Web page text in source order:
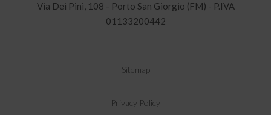
Via Dei Pini, 108 - Porto San Giorgio (FM) - P.IVA
01133200442
Sitemap
Privacy Policy